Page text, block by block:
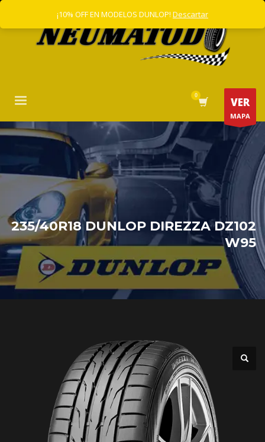
VER
MAPA
235/40R18 DUNLOP DIREZZA DZ102
W95
¡10% OFF EN MODELOS DUNLOP! Descartar